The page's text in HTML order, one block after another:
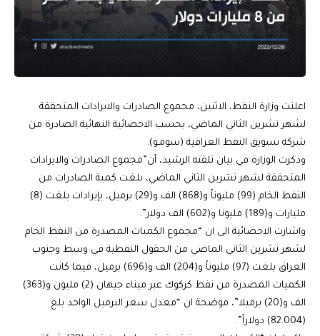
اعلنت وزارة النفط، الاثنين، مجموع الصادرات والايرادات المتحققة
لشهر تشرين الثاني الماضي، بحسب الاحصائية النهائية الصادرة من
شركة تسويق النفط العراقية (سومـو).
وذكرت الوزارة في بيان تلقته الرشيد، أن”مجموع الصادرات والايرادات
المتحققة لشهر تشرين الثاني الماضي، بلغت كمية الصادرات من
النفط الخام (99) مليوناً و(868) الف و(29) برميل، بإيرادات بلغت (8)
مليارات و(189) مليونا و(602) الف دولار”.
واشارت الاحصائية الى ان “مجموع الكميات المصدرة من النفط الخام
لشهر تشرين الثاني الماضي من الحقول النفطية في وسط وجنوب
العراق بلغت (97) مليوناً و(204) الف و(696) برميل، فيما كانت
الكميات المصدرة من نفط كركوك عبر ميناء جيهان (2) مليون و(363)
الف و(20) برميلا”، موضحة ان “معدل سعر البرميل الواحد بلغ
(82.004) دولاراً”.